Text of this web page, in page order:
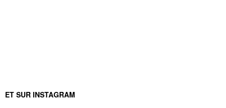
ET SUR INSTAGRAM